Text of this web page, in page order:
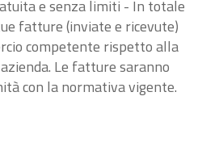
e senza limiti - In totale
fatture (inviate e ricevute)
competente rispetto alla
Le fatture saranno
con la normativa vigente.